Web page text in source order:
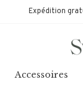
Expédition
Accessoires